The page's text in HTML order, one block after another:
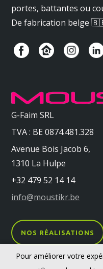
portes, battantes ou
De fabrication belge
G-Faim SRL
TVA : BE 0874.481.328
Avenue Bois Jacob 6,
1310 La Hulpe
+32 479 52 14 14
info@moustikr.be
NOS RÉALISATIONS
Pour améliorer votre